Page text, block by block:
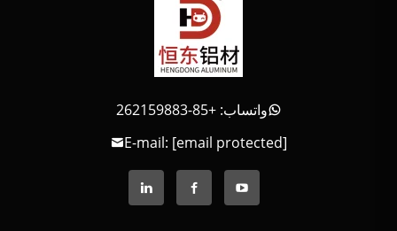
واتساب: +85-262159883
E-mail: [email protected]